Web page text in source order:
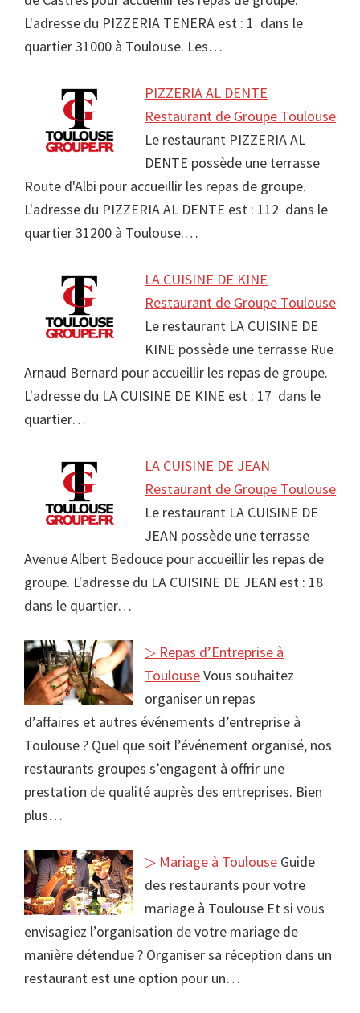
L'adresse du PIZZERIA TENERA est : 1 dans le
quartier 31000 à Toulouse. Les…
PIZZERIA AL DENTE
Restaurant de Groupe Toulouse
Le restaurant PIZZERIA AL
DENTE possède une terrasse
Route d'Albi pour accueillir les repas de groupe.
L'adresse du PIZZERIA AL DENTE est : 112 dans le
quartier 31200 à Toulouse.…
LA CUISINE DE KINE
Restaurant de Groupe Toulouse
Le restaurant LA CUISINE DE
KINE possède une terrasse Rue
Arnaud Bernard pour accueillir les repas de groupe.
L'adresse du LA CUISINE DE KINE est : 17 dans le
quartier…
LA CUISINE DE JEAN
Restaurant de Groupe Toulouse
Le restaurant LA CUISINE DE
JEAN possède une terrasse
Avenue Albert Bedouce pour accueillir les repas de
groupe. L'adresse du LA CUISINE DE JEAN est : 18
dans le quartier…
▷ Repas d’Entreprise à
ToulouseVous souhaitez
organiser un repas
d’affaires et autres événements d’entreprise à
Toulouse ? Quel que soit l’événement organisé, nos
restaurants groupes s’engagent à offrir une
prestation de qualité auprès des entreprises. Bien
plus…
▷ Mariage à Toulouse Guide
des restaurants pour votre
mariage à Toulouse Et si vous
envisagiez l’organisation de votre mariage de
manière détendue ? Organiser sa réception dans un
restaurant est une option pour un…